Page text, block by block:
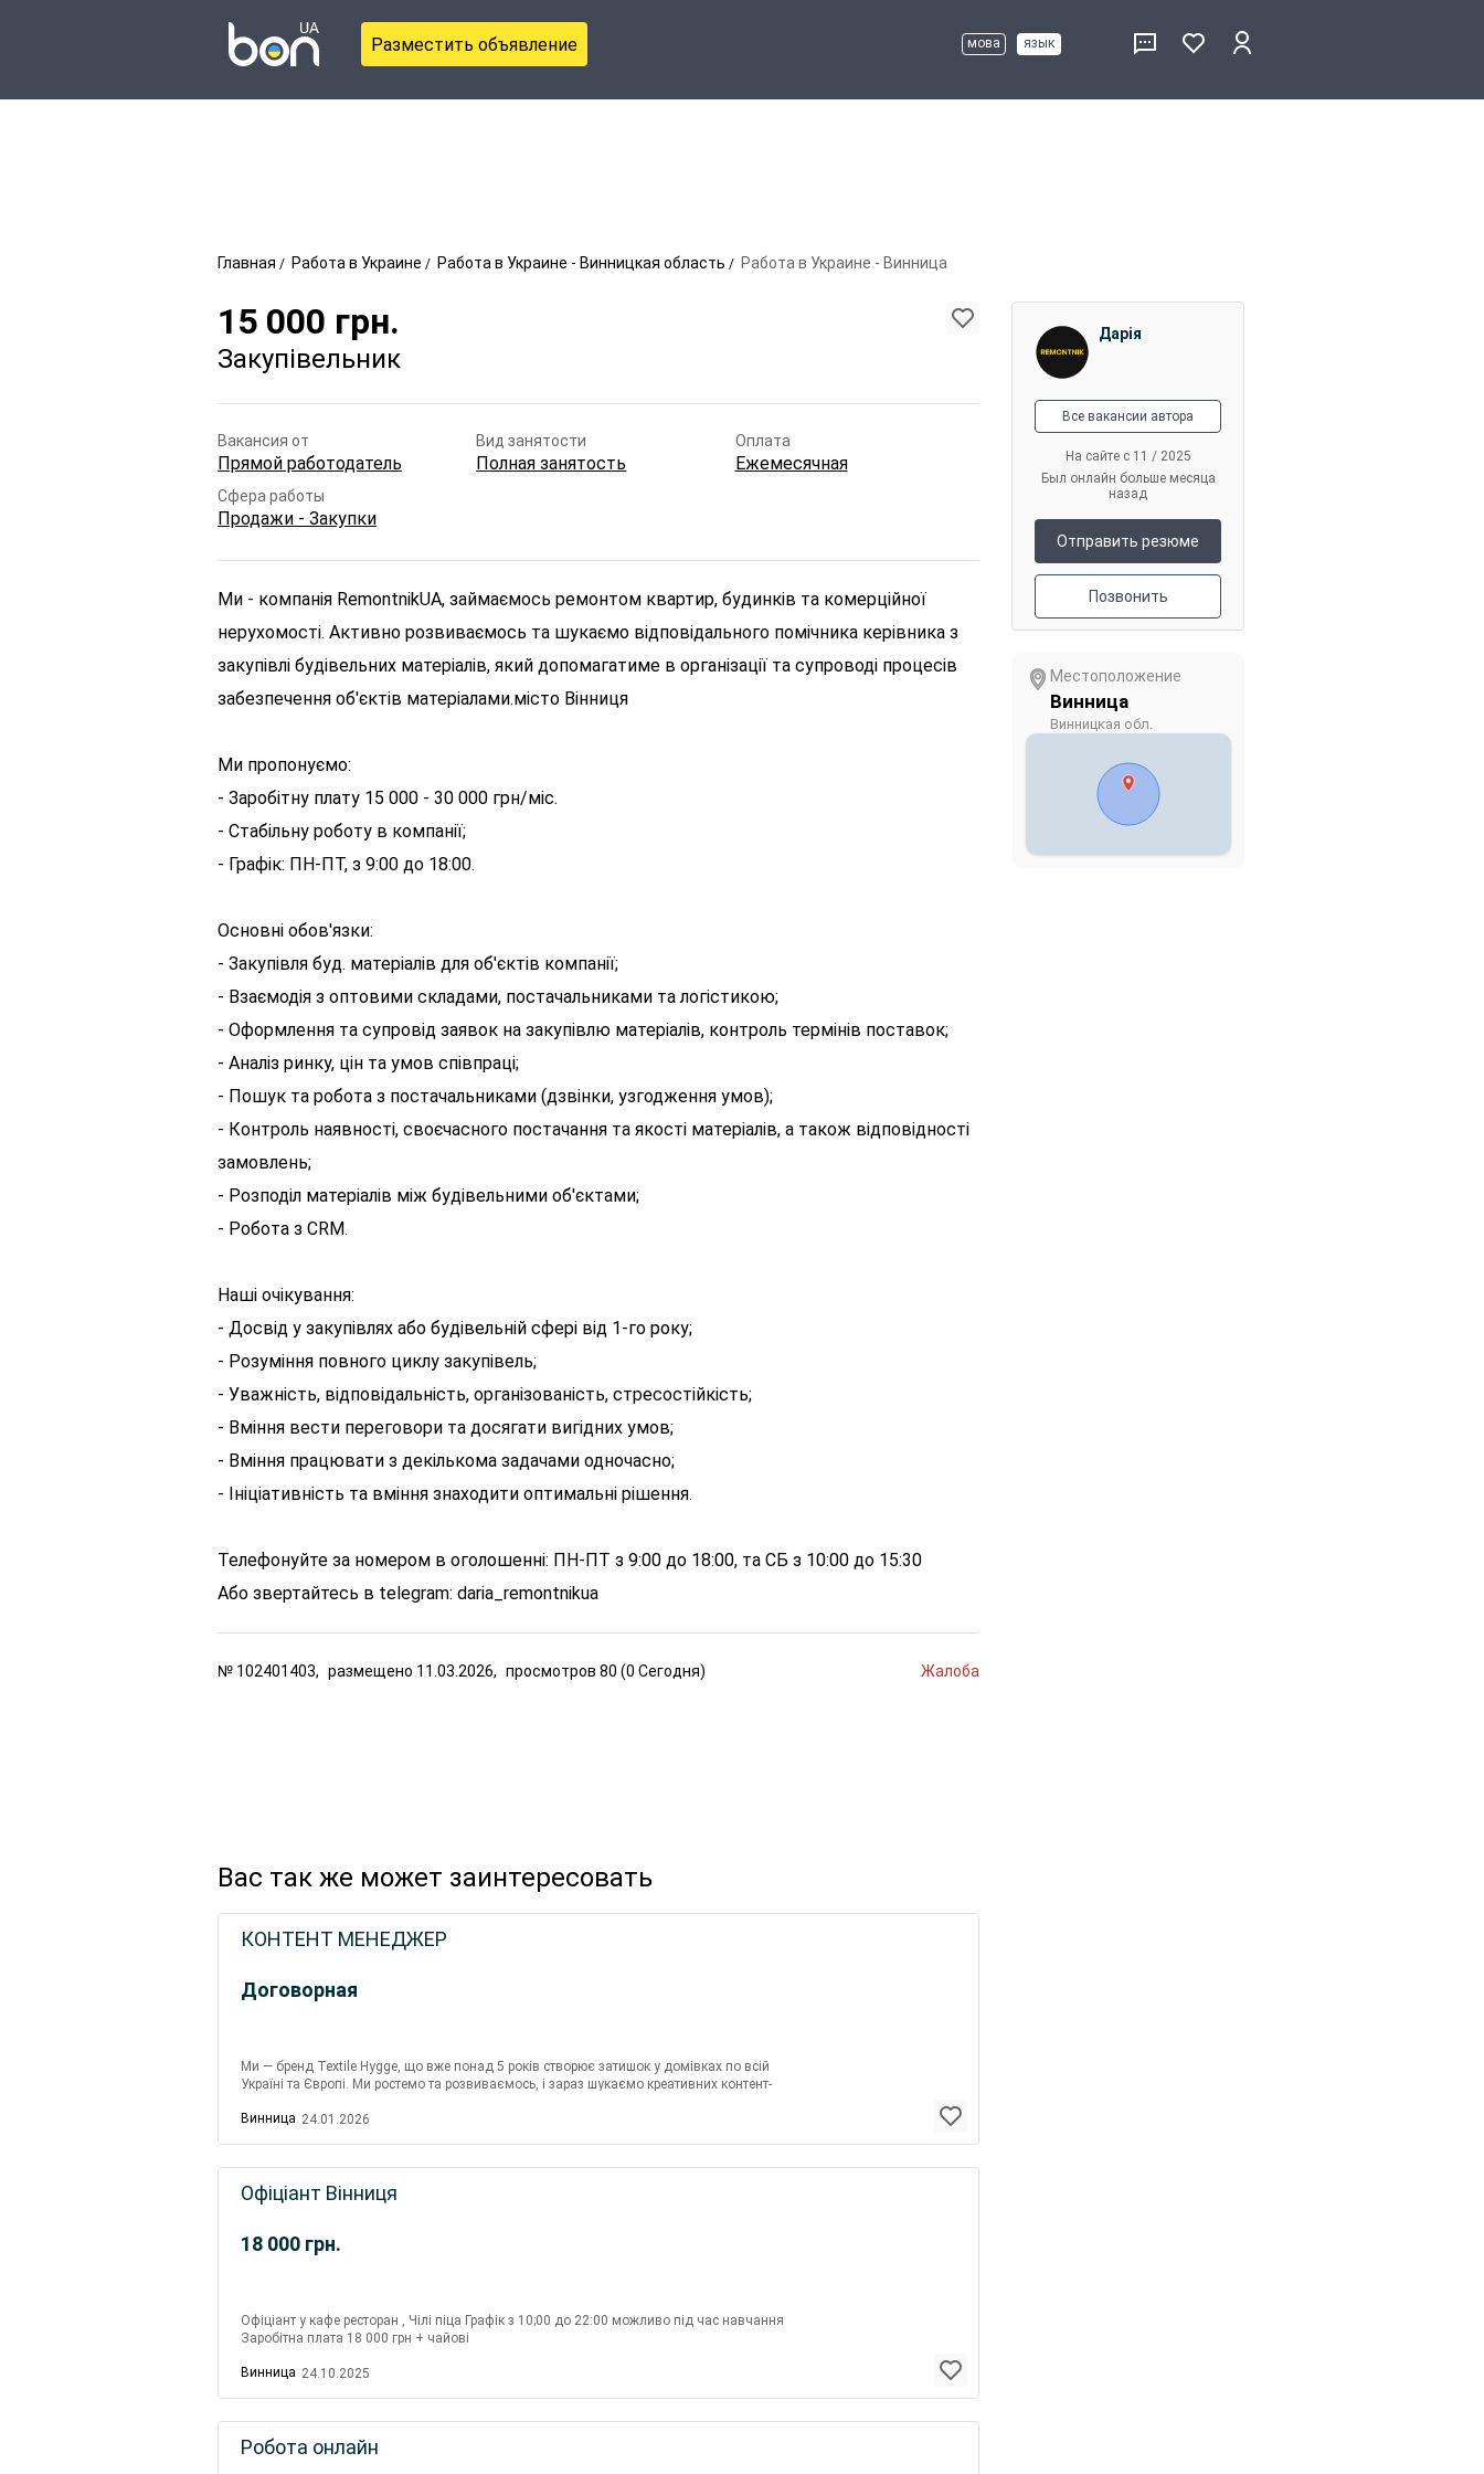
Разместить объявление мова язык
Главная Работа в Украине Работа в Украине - Винницкая область Работа в Украине - Винница
Дарія
Все вакансии автора
На сайте с 11 / 2025
Был онлайн больше месяца
назад
Отправить резюме
Позвонить
Местоположение
Винница
Винницкая обл.
15 000 грн.
Закупівельник
Вакансия от
Прямой работодатель
Вид занятости
Полная занятость
Оплата
Ежемесячная
Сфера работы
Продажи - Закупки
Ми - компанія RemontnikUA, займаємось ремонтом квартир, будинків та комерційної
нерухомості. Активно розвиваємось та шукаємо відповідального помічника керівника з
закупівлі будівельних матеріалів, який допомагатиме в організації та супроводі процесів
забезпечення об'єктів матеріалами.місто Вінниця
Ми пропонуємо:
- Заробітну плату 15 000 - 30 000 грн/міс.
- Стабільну роботу в компанії;
- Графік: ПН-ПТ, з 9:00 до 18:00.
Основні обов'язки:
- Закупівля буд. матеріалів для об'єктів компанії;
- Взаємодія з оптовими складами, постачальниками та логістикою;
- Оформлення та супровід заявок на закупівлю матеріалів, контроль термінів поставок;
- Аналіз ринку, цін та умов співпраці;
- Пошук та робота з постачальниками (дзвінки, узгодження умов);
- Контроль наявності, своєчасного постачання та якості матеріалів, а також відповідності
замовлень;
- Розподіл матеріалів між будівельними об'єктами;
- Робота з CRM.
Наші очікування:
- Досвід у закупівлях або будівельній сфері від 1-го року;
- Розуміння повного циклу закупівель;
- Уважність, відповідальність, організованість, стресостійкість;
- Вміння вести переговори та досягати вигідних умов;
- Вміння працювати з декількома задачами одночасно;
- Ініціативність та вміння знаходити оптимальні рішення.
Телефонуйте за номером в оголошенні: ПН-ПТ з 9:00 до 18:00, та СБ з 10:00 до 15:30
Або звертайтесь в telegram: daria_remontnikua
№ 102401403, размещено 11.03.2026, просмотров 80 (0 Сегодня) Жалоба
Вас так же может заинтересовать
Договорная
КОНТЕНТ МЕНЕДЖЕР
Ми — бренд Textile Hygge, що вже понад 5 років створює затишок у домівках по всій
Україні та Європі. Ми ростемо та розвиваємось, і зараз шукаємо креативних контент-
Винница 24.01.2026
18 000 грн.
Офіціант Вінниця
Офіціант у кафе ресторан , Чілі піца Графік з 10;00 до 22:00 можливо під час навчання
Заробітна плата 18 000 грн + чайові
Винница 24.10.2025
Робота онлайн